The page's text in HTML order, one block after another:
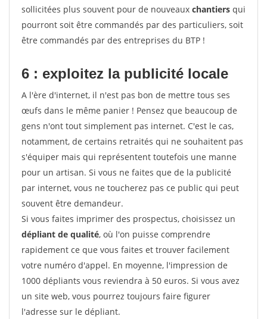
sollicitées plus souvent pour de nouveaux chantiers qui
pourront soit être commandés par des particuliers, soit
être commandés par des entreprises du BTP !
6 : exploitez la publicité locale
A l'ère d'internet, il n'est pas bon de mettre tous ses
œufs dans le même panier ! Pensez que beaucoup de
gens n'ont tout simplement pas internet. C'est le cas,
notamment, de certains retraités qui ne souhaitent pas
s'équiper mais qui représentent toutefois une manne
pour un artisan. Si vous ne faites que de la publicité
par internet, vous ne toucherez pas ce public qui peut
souvent être demandeur.
Si vous faites imprimer des prospectus, choisissez un
dépliant de qualité, où l'on puisse comprendre
rapidement ce que vous faites et trouver facilement
votre numéro d'appel. En moyenne, l'impression de
1000 dépliants vous reviendra à 50 euros. Si vous avez
un site web, vous pourrez toujours faire figurer
l'adresse sur le dépliant.